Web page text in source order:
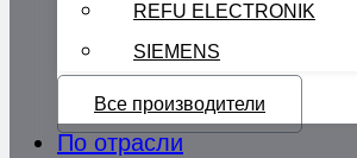
REFU ELECTRONIK
SIEMENS
Все производители
По отрасли